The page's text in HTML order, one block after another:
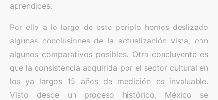
aprendices.
Por ello a lo largo de este periplo hemos deslizado
algunas conclusiones de la actualización vista, con
algunos comparativos posibles. Otra concluyente es
que la consistencia adquirida por el sector cultural en
los ya largos 15 años de medición es invaluable.
Visto desde un proceso histórico, México se